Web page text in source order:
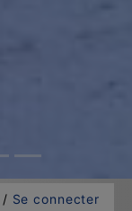
/ Se connecter